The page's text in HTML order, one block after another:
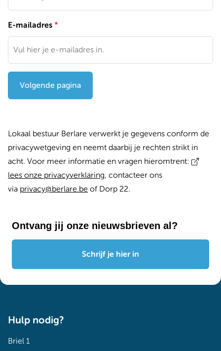
E-mailadres
Volgende pagina
Lokaal bestuur Berlare verwerkt je gegevens conform de
privacywetgeving en neemt daarbij je rechten strikt in
acht. Voor meer informatie en vragen hieromtrent:
lees onze privacyverklaring, contacteer ons
via privacy@berlare.be of Dorp 22.
Ontvang jij onze nieuwsbrieven al?
Schrijf je hier in
Hulp nodig?
Briel 1